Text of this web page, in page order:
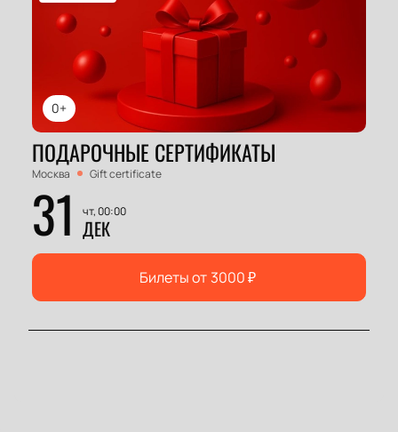
0+
ПОДАРОЧНЫЕ СЕРТИФИКАТЫ
Москва Gift certificate
31 чт, 00:00
ДЕК
Билеты от 3000₽